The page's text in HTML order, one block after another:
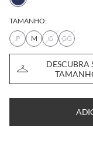
TAMANHO:
P
M G GG
DESCUBRA